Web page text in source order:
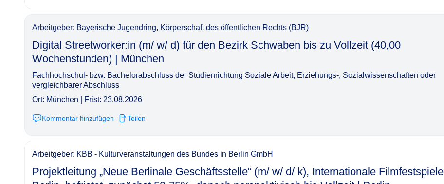
Arbeitgeber: Bayerische Jugendring, Körperschaft des öffentlichen Rechts (BJR)
Digital Streetworker:in (m/ w/ d) für den Bezirk Schwaben bis zu Vollzeit (40,00
Wochenstunden) | München​‌‌‌‌​‌​‌‌‌‌‌​‌‌‌‌​
Fachhochschul- bzw. Bachelorabschluss der Studienrichtung Soziale Arbeit, Erziehungs-, Sozialwissenschaften oder
vergleichbarer Abschluss
Ort: München | Frist: 23.08.2026
Kommentar hinzufügen Teilen
Arbeitgeber: KBB - Kulturveranstaltungen des Bundes in Berlin GmbH
Projektleitung „Neue Berlinale Geschäftsstelle“ (m/ w/ d/ k), Internationale Filmfestspiele